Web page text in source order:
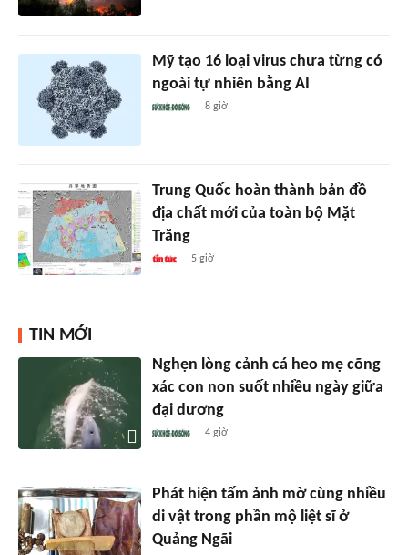
Mỹ tạo 16 loại virus chưa từng có
ngoài tự nhiên bằng AI
8 giờ
Trung Quốc hoàn thành bản đồ
địa chất mới của toàn bộ Mặt
Trăng
5 giờ
TIN MỚI
Nghẹn lòng cảnh cá heo mẹ cõng
xác con non suốt nhiều ngày giữa
đại dương
4 giờ
Phát hiện tấm ảnh mờ cùng nhiều
di vật trong phần mộ liệt sĩ ở
Quảng Ngãi